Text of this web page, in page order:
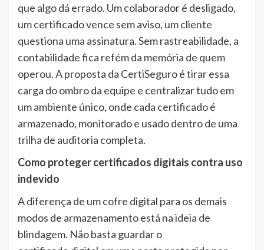
que algo dá errado. Um colaborador é desligado,
um certificado vence sem aviso, um cliente
questiona uma assinatura. Sem rastreabilidade, a
contabilidade fica refém da memória de quem
operou. A proposta da CertiSeguro é tirar essa
carga do ombro da equipe e centralizar tudo em
um ambiente único, onde cada certificado é
armazenado, monitorado e usado dentro de uma
trilha de auditoria completa.
Como proteger certificados digitais contra uso
indevido
A diferença de um cofre digital para os demais
modos de armazenamento está na ideia de
blindagem. Não basta guardar o